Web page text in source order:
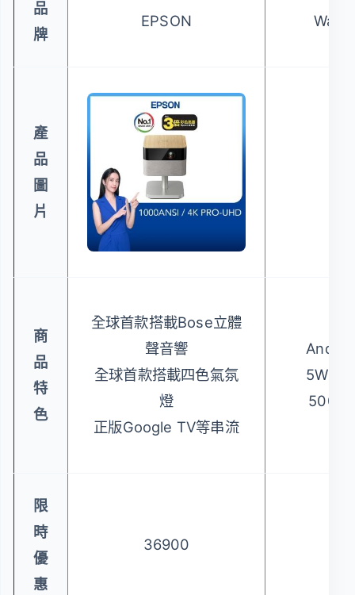
品
牌
EPSON
產
品
圖
片
商
品
特
色
全球首款搭載Bose立體
聲音響
全球首款搭載四色氣氛
燈
正版Google TV等串流
5W*2
限
時
優
惠
36900